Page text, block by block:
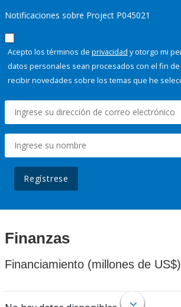
Notificaciones sobre Project P045021
Acepto los términos de privacidad y otorgo mi
datos personales sean procesados con el fin
recibir novedades sobre los temas que he
Regístrese
Finanzas
Financiamiento (millones de US$)